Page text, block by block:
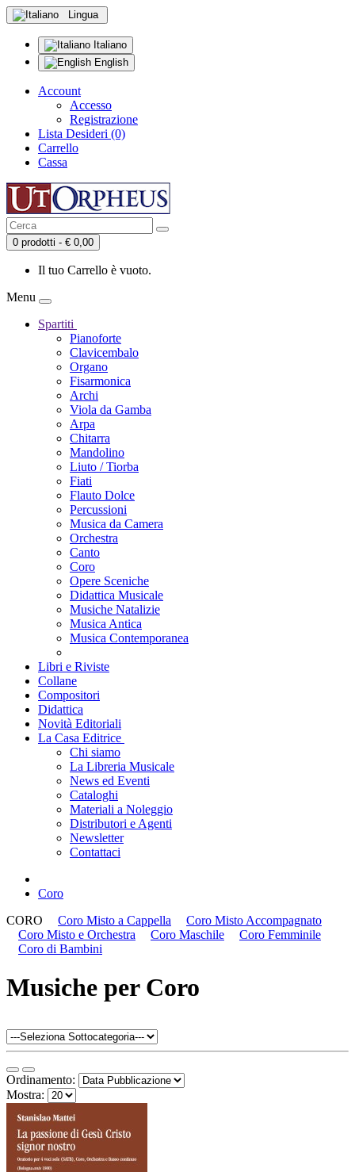
Lingua
Italiano
English
Account
Accesso
Registrazione
Lista Desideri (0)
Carrello
Cassa
0 prodotti - € 0,00
Il tuo Carrello è vuoto.
Menu
Spartiti
Pianoforte
Clavicembalo
Organo
Fisarmonica
Archi
Viola da Gamba
Arpa
Chitarra
Mandolino
Liuto / Tiorba
Fiati
Flauto Dolce
Percussioni
Musica da Camera
Orchestra
Canto
Coro
Opere Sceniche
Didattica Musicale
Musiche Natalizie
Musica Antica
Musica Contemporanea
Libri e Riviste
Collane
Compositori
Didattica
Novità Editoriali
La Casa Editrice
Chi siamo
La Libreria Musicale
News ed Eventi
Cataloghi
Materiali a Noleggio
Distributori e Agenti
Newsletter
Contattaci
Coro
CORO
Coro Misto a Cappella
Coro Misto Accompagnato
Coro Misto e Orchestra
Coro Maschile
Coro Femminile
Coro di Bambini
Musiche per Coro
Ordinamento:
Mostra: